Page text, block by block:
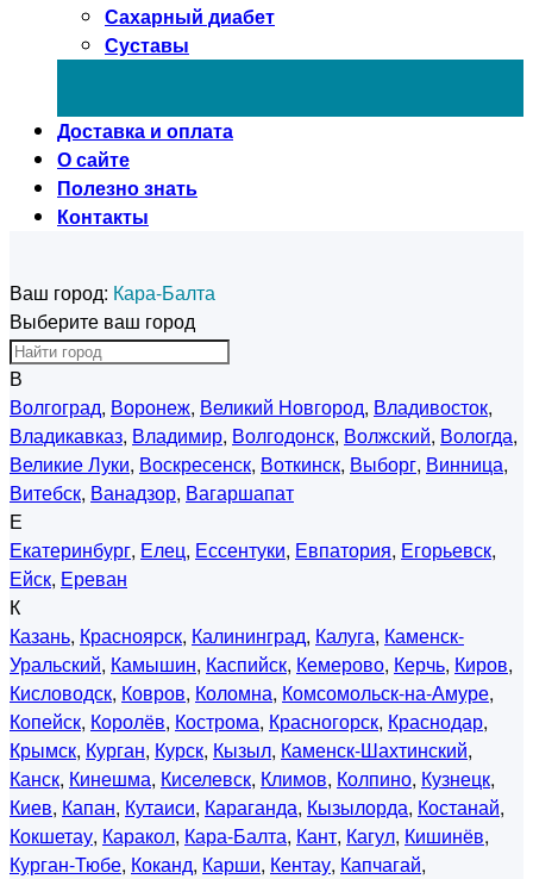
Сахарный диабет
Суставы
Доставка и оплата
О сайте
Полезно знать
Контакты
Ваш город: Кара-Балта
Выберите ваш город
В
Волгоград, Воронеж, Великий Новгород, Владивосток,
Владикавказ, Владимир, Волгодонск, Волжский, Вологда,
Великие Луки, Воскресенск, Воткинск, Выборг, Винница,
Витебск, Ванадзор, Вагаршапат
Е
Екатеринбург, Елец, Ессентуки, Евпатория, Егорьевск,
Ейск, Ереван
К
Казань, Красноярск, Калининград, Калуга, Каменск-
Уральский, Камышин, Каспийск, Кемерово, Керчь, Киров,
Кисловодск, Ковров, Коломна, Комсомольск-на-Амуре,
Копейск, Королёв, Кострома, Красногорск, Краснодар,
Крымск, Курган, Курск, Кызыл, Каменск-Шахтинский,
Канск, Кинешма, Киселевск, Климов, Колпино, Кузнецк,
Киев, Капан, Кутаиси, Караганда, Кызылорда, Костанай,
Кокшетау, Каракол, Кара-Балта, Кант, Кагул, Кишинёв,
Курган-Тюбе, Коканд, Карши, Кентау, Капчагай,